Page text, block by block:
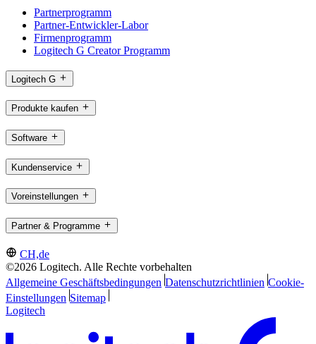
Partnerprogramm
Partner-Entwickler-Labor
Firmenprogramm
Logitech G Creator Programm
Logitech G
Produkte kaufen
Software
Kundenservice
Voreinstellungen
Partner & Programme
CH,de
©2026 Logitech. Alle Rechte vorbehalten
Allgemeine Geschäftsbedingungen Datenschutzrichtlinien Cookie-
Einstellungen Sitemap
Logitech